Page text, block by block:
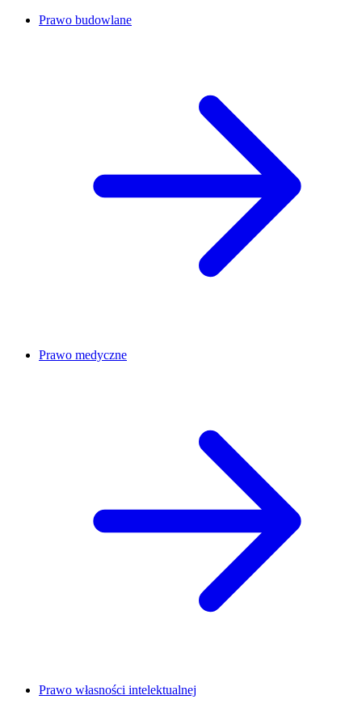
Prawo budowlane
Prawo medyczne
Prawo własności intelektualnej